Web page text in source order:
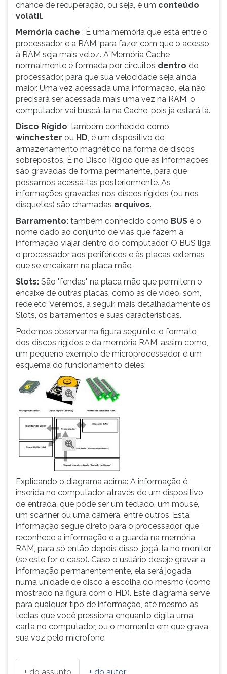
chance de recuperação, ou seja, é um conteúdo
volátil.
Memória cache : É uma memória que está entre o
processador e a RAM, para fazer com que o acesso
à RAM seja mais veloz. A Memória Cache
normalmente é formada por circuitos dentro do
processador, para que sua velocidade seja ainda
maior. Uma vez acessada uma informação, ela não
precisará ser acessada mais uma vez na RAM, o
computador vai buscá-la na Cache, pois já estará lá.
Disco Rígido: também conhecido como
winchester ou HD, é um dispositivo de
armazenamento magnético na forma de discos
sobrepostos. É no Disco Rígido que as informações
são gravadas de forma permanente, para que
possamos acessá-las posteriormente. As
informações gravadas nos discos rígidos (ou nos
disquetes) são chamadas arquivos.
Barramento: também conhecido como BUS é o
nome dado ao conjunto de vias que fazem a
informação viajar dentro do computador. O BUS liga
o processador aos periféricos e às placas externas
que se encaixam na placa mãe.
Slots: São "fendas" na placa mãe que permitem o
encaixe de outras placas, como as de vídeo, som,
rede,etc. Veremos, a seguir, mais detalhadamente os
Slots, os barramentos e suas características.
Podemos observar na figura seguinte, o formato
dos discos rígidos e da memória RAM, assim como,
um pequeno exemplo de microprocessador, e um
esquema do funcionamento deles:
Explicando o diagrama acima: A informação é
inserida no computador através de um dispositivo
de entrada, que pode ser um teclado, um mouse,
um scanner ou uma câmera, entre outros. Esta
informação segue direto para o processador, que
reconhece a informação e a guarda na memória
RAM, para só então depois disso, jogá-la no monitor
(se este for o caso). Caso o usuário deseje gravar a
informação permanentemente, ela será jogada
numa unidade de disco à escolha do mesmo (como
mostrado na figura com o HD). Este diagrama serve
para qualquer tipo de informação, até mesmo as
teclas que você pressiona enquanto digita uma
carta no computador, ou o momento em que grava
sua voz pelo microfone.